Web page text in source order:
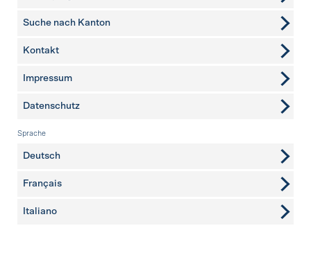
Suche nach Kanton
weitere Seiten
Kontakt
Impressum
Datenschutz
Sprache
Deutsch
Français
Italiano